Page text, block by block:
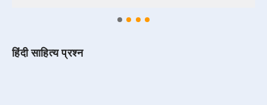
हिंदी साहित्य प्रश्न